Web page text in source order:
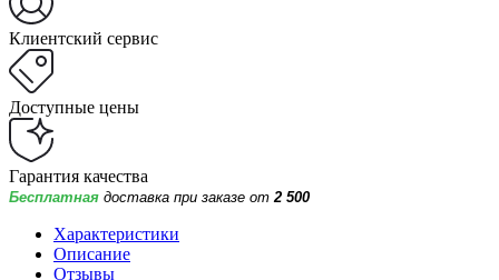
Клиентский сервис
Доступные цены
Гарантия качества
Бесплатная доставка при заказе от 2 500
Характеристики
Описание
Отзывы